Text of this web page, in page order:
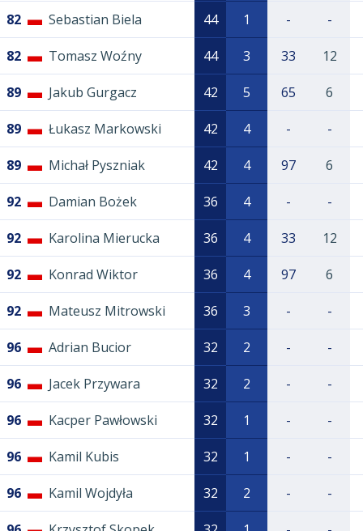
82 Sebastian Biela 44 1 - -
82 Tomasz Woźny 44 3 33 12
89 Jakub Gurgacz 42 5 65 6
89 Łukasz Markowski 42 4 - -
89 Michał Pyszniak 42 4 97 6
92 Damian Bożek 36 4 - -
92 Karolina Mierucka 36 4 33 12
92 Konrad Wiktor 36 4 97 6
92 Mateusz Mitrowski 36 3 - -
96 Adrian Bucior 32 2 - -
96 Jacek Przywara 32 2 - -
96 Kacper Pawłowski 32 1 - -
96 Kamil Kubis 32 1 - -
96 Kamil Wojdyła 32 2 - -